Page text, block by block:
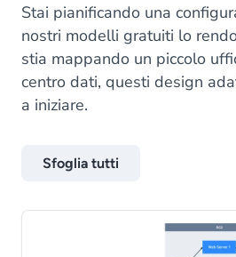
Stai pianificando una
nostri modelli gratuiti lo
stia mappando un piccolo
centro dati, questi design
a iniziare.
Sfoglia tutti